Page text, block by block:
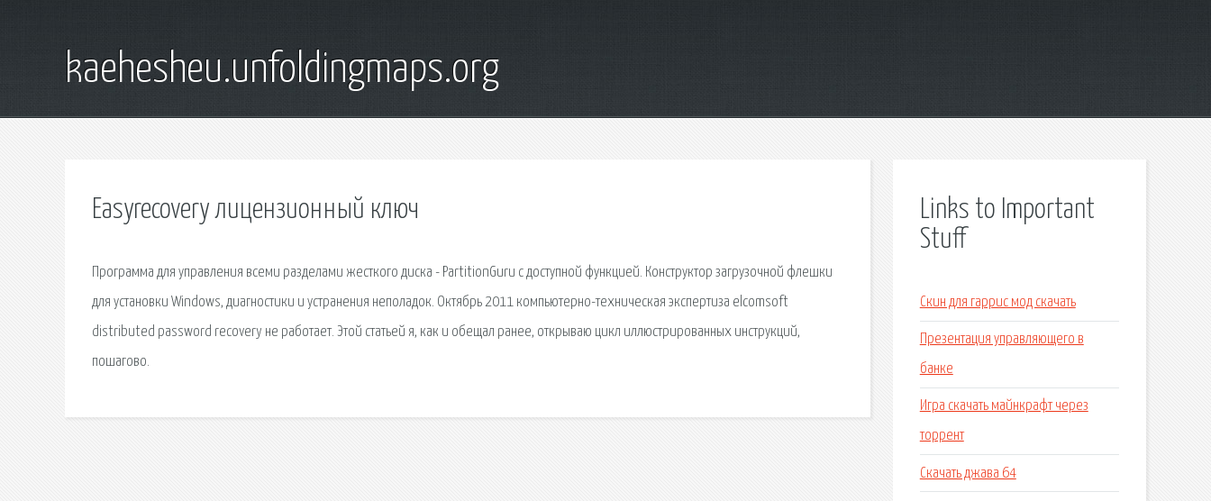
kaehesheu.unfoldingmaps.org
Easyrecovery лицензионный ключ
Программа для управления всеми разделами жесткого диска - PartitionGuru с доступной функцией. Конструктор загрузочной флешки
для установки Windows, диагностики и устранения неполадок. Октябрь 2011 компьютерно-техническая экспертиза elcomsoft
distributed password recovery не работает. Этой статьей я, как и обещал ранее, открываю цикл иллюстрированных инструкций,
пошагово.
Links to Important
Stuff
Скин для гаррис мод скачать
Презентация управляющего в
банке
Игра скачать майнкрафт через
торрент
Скачать джава 64